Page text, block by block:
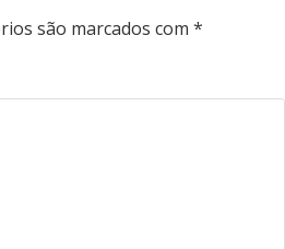
são marcados com *